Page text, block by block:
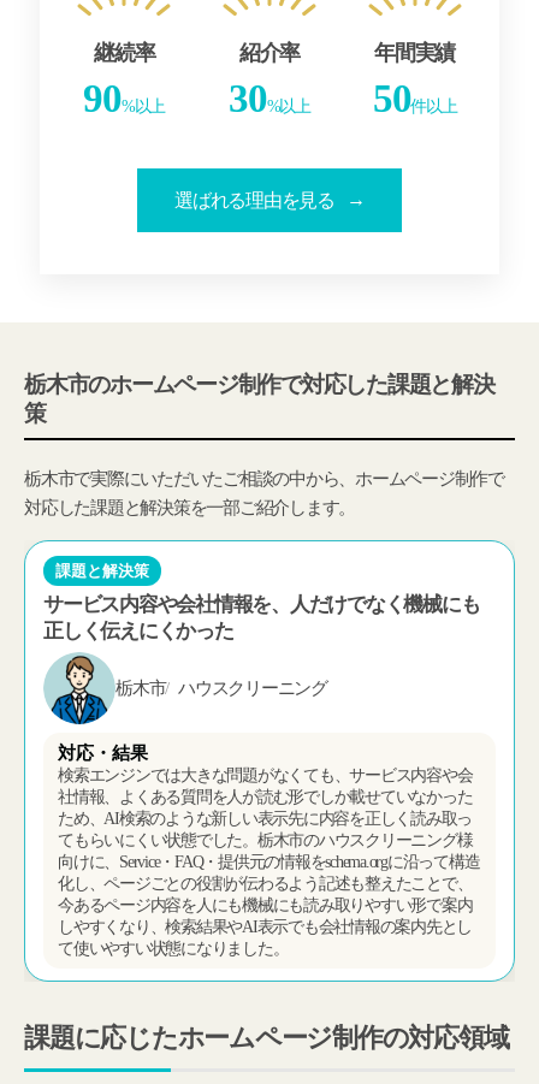
継続率
90%以上
紹介率
30%以上
年間実績
50件以上
選ばれる理由を見る
栃木市のホームページ制作で対応した課題と解決
策
栃木市で実際にいただいたご相談の中から、ホームページ制作で
対応した課題と解決策を一部ご紹介します。
課題と解決策
登録していない人には再案内できず、空席や限定情
報を必要なタイミングで届けにくかった
栃木市 居酒屋
対応・結果
SNSやLINEでは登録していない方に情報が届かず、空席情報
や本日限定メニュー、キャンペーン案内を必要なタイミング
で再案内しにくい状態でした。栃木市の居酒屋様向けに、サ
イト訪問時に通知を許可した方へブラウザ経由でお知らせを
送れる仕組みを設けたことで、LINEやメール登録を増やさな
くても、その日の空席や限定案内を届けやすくなり、再来店
のきっかけも作りやすい状態になりました。
課題に応じたホームページ制作の対応領域